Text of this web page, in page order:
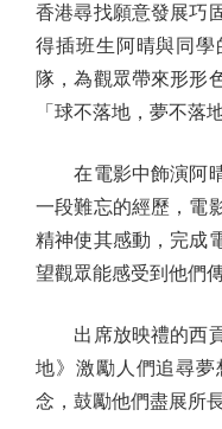
香港尋找願意發展巧
得插班生阿晴與同
隊，為觀眾帶來形形
「球不落地，夢不落
在電影中飾演阿晴
一段難忘的經歷，電
精神使其感動，完成
望觀眾能感受到他們
出席放映禮的西貢
地》激勵人們追尋
念，鼓勵他們盡展所長